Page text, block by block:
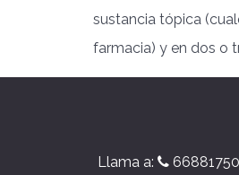
sustancia tópica
farmacia) y en dos o
Llama a: